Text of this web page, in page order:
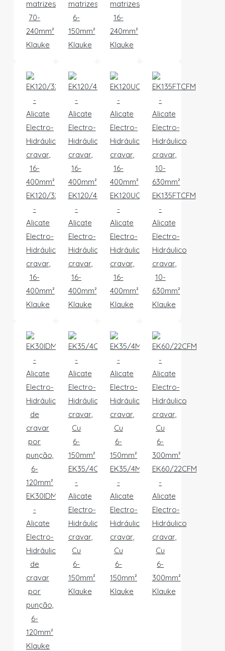
matrizes
70-
240mm²
Klauke
matrizes
6-
150mm²
Klauke
matrizes
16-
240mm²
Klauke
EK120/32CFM
-
Alicate
Electro-
Hidráulico
cravar,
16-
400mm²
Klauke
EK120/42CFM
-
Alicate
Electro-
Hidráulico
cravar,
16-
400mm²
Klauke
EK120UCFM
-
Alicate
Electro-
Hidráulico
cravar,
16-
400mm²
Klauke
EK135FTCFM
-
Alicate
Electro-
Hidráulico
cravar,
10-
630mm²
Klauke
EK30IDML
-
Alicate
Electro-
Hidráulico
de
cravar
por
punção,
6-
120mm²
Klauke
EK35/4CFM
-
Alicate
Electro-
Hidráulico
cravar,
Cu
6-
150mm²
Klauke
EK35/4ML
-
Alicate
Electro-
Hidráulico
cravar,
Cu
6-
150mm²
Klauke
EK60/22CFM
-
Alicate
Electro-
Hidráulico
cravar,
Cu
6-
300mm²
Klauke